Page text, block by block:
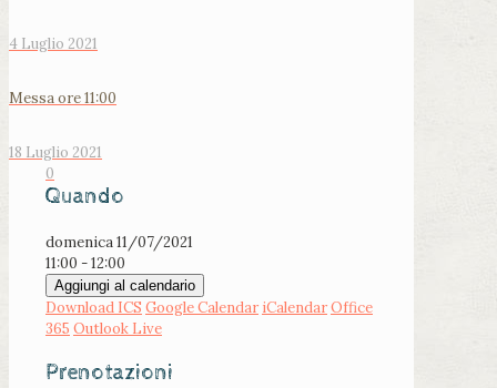
4 Luglio 2021
Messa ore 11:00
18 Luglio 2021
0
Quando
domenica 11/07/2021
11:00 - 12:00
Aggiungi al calendario
Download ICS Google Calendar iCalendarOffice
365 Outlook Live
Prenotazioni